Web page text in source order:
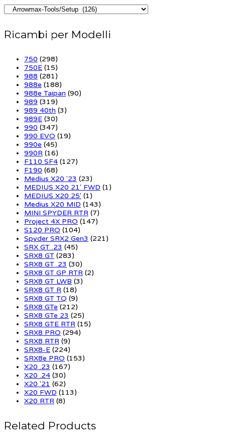
Ricambi per Modelli
750 (298)
750E (15)
988 (281)
988e (188)
988e Taipan (90)
989 (319)
989 40th (3)
989E (30)
990 (347)
990 EVO (19)
990e (45)
990R (16)
F110 SF4 (127)
F190 (68)
Medius X20 '23 (23)
MEDIUS X20 21' FWD (1)
MEDIUS X20 25' (1)
Medius X20 MID (143)
MINI SPYDER RTR (7)
Project 4X PRO (147)
S120 PRO (104)
Spyder SRX2 Gen3 (221)
SRX GT .23 (45)
SRX8 GT (283)
SRX8 GT .23 (30)
SRX8 GT GP RTR (2)
SRX8 GT LWB (3)
SRX8 GT R (18)
SRX8 GT TQ (9)
SRX8 GTe (212)
SRX8 GTe 23 (25)
SRX8 GTE RTR (15)
SRX8 PRO (294)
SRX8 RTR (9)
SRX8-E (224)
SRX8e PRO (153)
X20 .23 (167)
X20 .24 (30)
X20 '21 (62)
X20 FWD (113)
X20 RTR (8)
Related Products